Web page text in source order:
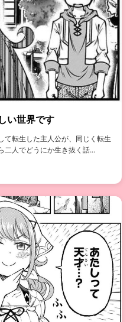
い世界です
て転生した主人公が、同じく転生
二人でどうにか生き抜く話...